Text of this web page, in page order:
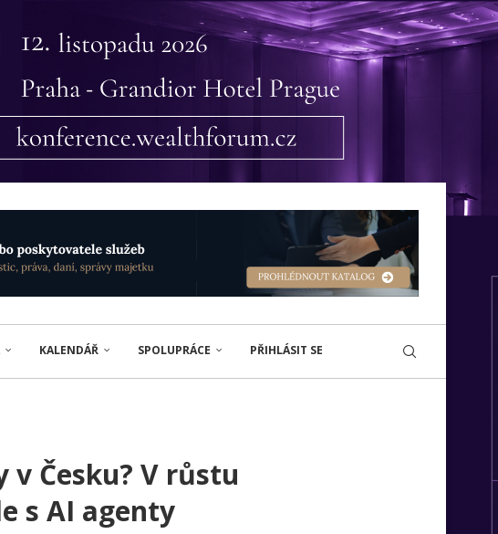
KALENDÁŘ SPOLUPRÁCE PŘIHLÁSIT SE
Česku? V růstu
s AI agenty